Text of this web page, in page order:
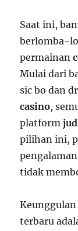
Saat ini,
berlomba-
permainan
Mulai dari
sic bo dan
casino,
platform
pilihan ini,
tidak
terbaru